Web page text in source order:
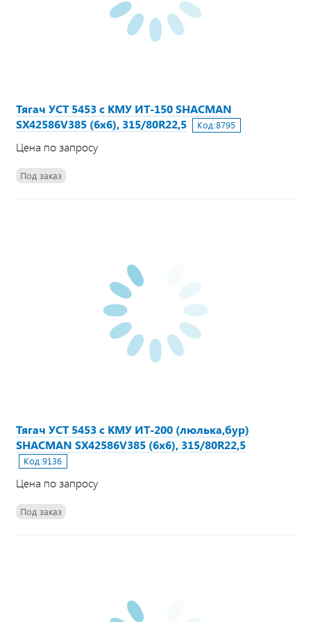
Тягач УСТ 5453 с КМУ ИТ-150 SHACMAN
SX42586V385 (6х6), 315/80R22,5
Код:8795
Цена по запросу
Под заказ
Тягач УСТ 5453 с КМУ ИТ-200 (люлька,бур)
SHACMAN SX42586V385 (6х6), 315/80R22,5
Код:9136
Цена по запросу
Под заказ